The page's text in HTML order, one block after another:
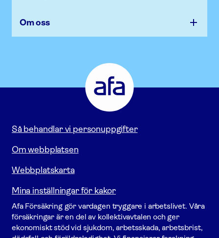
Om oss
Försäkring
Gå
till
startsidan
Så behandlar vi personuppgifter
Om webbplatsen
Webbplatskarta
Mina inställningar för kakor
Afa För­säkring gör vardagen tryggare i arbetslivet. Våra
försäk­ringar är en del av kollektivavtalen och ger
ekonomiskt stöd vid sjukdom, arbetsskada, arbetsbrist,